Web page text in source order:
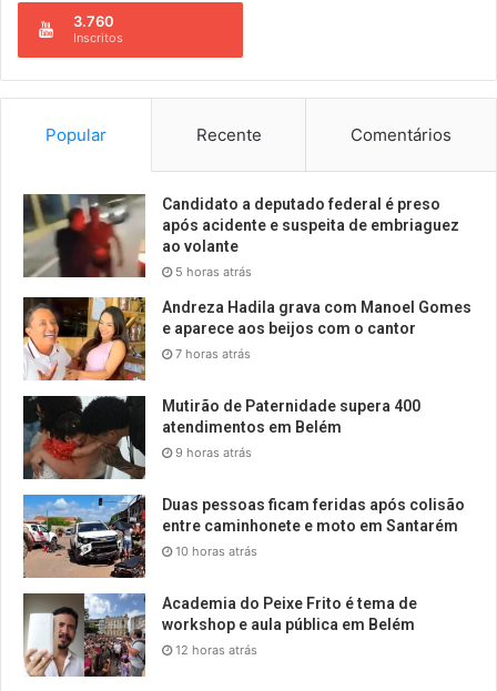
3.760
Inscritos
Popular Recente Comentários
Candidato a deputado federal é preso
após acidente e suspeita de embriaguez
ao volante
5 horas atrás
Andreza Hadila grava com Manoel Gomes
e aparece aos beijos com o cantor
7 horas atrás
Mutirão de Paternidade supera 400
atendimentos em Belém
9 horas atrás
Duas pessoas ficam feridas após colisão
entre caminhonete e moto em Santarém
10 horas atrás
Academia do Peixe Frito é tema de
workshop e aula pública em Belém
12 horas atrás